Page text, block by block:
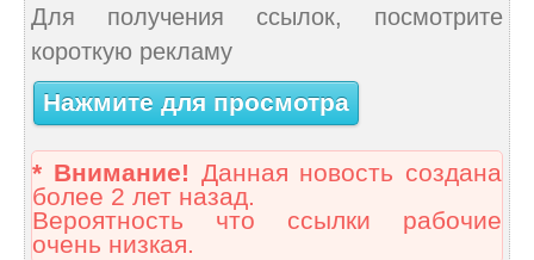
Для получения ссылок, посмотрите
короткую рекламу
Нажмите для просмотра
* Внимание! Данная новость создана
более 2 лет назад.
Вероятность что ссылки рабочие
очень низкая.